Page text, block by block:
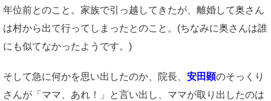
年位前とのこと。家族で引っ越してきたが、離婚して奥さん
は村から出て行ってしまったとのこと。(ちなみに奥さんは誰
にも似てなかったようです。)
そして急に何かを思い出したのか、院長、 安田顕のそっくり
さんが「ママ、あれ！」と言い出し、ママが取り出したのは